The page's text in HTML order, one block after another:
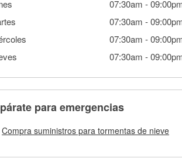
07:30am -
07:30am -
07:30am -
07:30am -
para emergencias
Compra suministros para tormentas de nieve